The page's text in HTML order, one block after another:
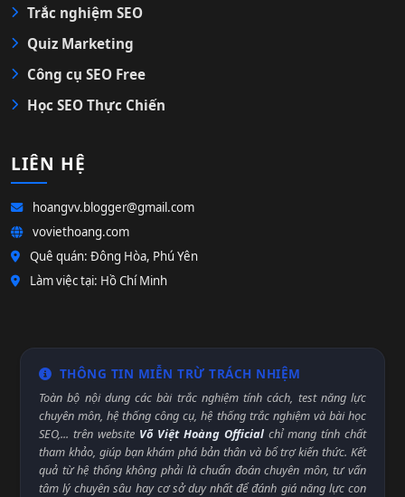
Trắc nghiệm SEO
Quiz Marketing
Công cụ SEO Free
Học SEO Thực Chiến
LIÊN HỆ
hoangvv.blogger@gmail.com
voviethoang.com
Quê quán: Đông Hòa, Phú Yên
Làm việc tại: Hồ Chí Minh
THÔNG TIN MIỄN TRỪ TRÁCH NHIỆM
Toàn bộ nội dung các bài trắc nghiệm tính cách, test năng lực
chuyên môn, hệ thống công cụ, hệ thống trắc nghiệm và bài học
SEO,... trên website Võ Việt Hoàng Official chỉ mang tính chất
tham khảo, giúp bạn khám phá bản thân và bổ trợ kiến thức. Kết
quả từ hệ thống không phải là chuẩn đoán chuyên môn, tư vấn
tâm lý chuyên sâu hay cơ sở duy nhất để đánh giá năng lực con